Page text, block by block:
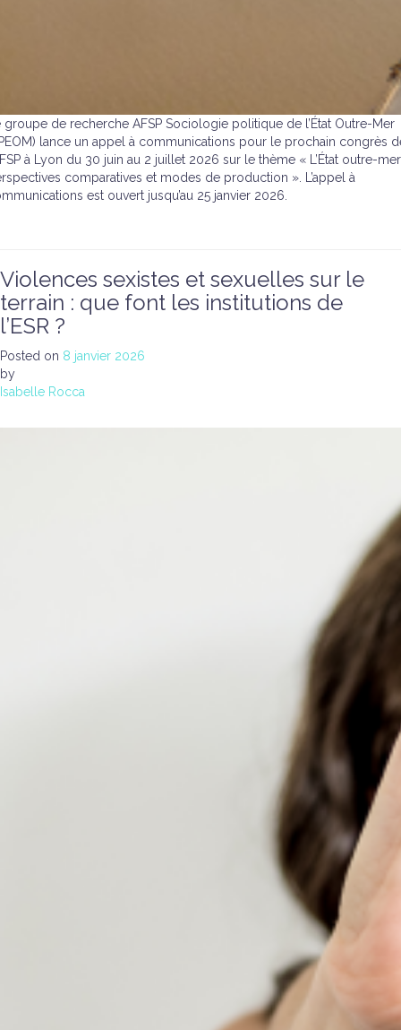
groupe de recherche AFSP Sociologie politique de l’État Outre-Mer
lance un appel à communications pour le prochain congrès
à Lyon du 30 juin au 2 juillet 2026 sur le thème « L’État outre-
comparatives et modes de production ». L’appel à
est ouvert jusqu’au 25 janvier 2026.
Violences sexistes et sexuelles sur le
terrain : que font les institutions de
l’ESR ?
Posted on 8 janvier 2026
by
Isabelle Rocca